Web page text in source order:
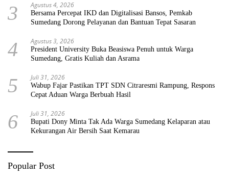
3 Agustus 4, 2026
Bersama Percepat IKD dan Digitalisasi Bansos, Pemkab
Sumedang Dorong Pelayanan dan Bantuan Tepat Sasaran
4 Agustus 3, 2026
President University Buka Beasiswa Penuh untuk Warga
Sumedang, Gratis Kuliah dan Asrama
5 Juli 31, 2026
Wabup Fajar Pastikan TPT SDN Citraresmi Rampung, Respons
Cepat Aduan Warga Berbuah Hasil
6 Juli 31, 2026
Bupati Dony Minta Tak Ada Warga Sumedang Kelaparan atau
Kekurangan Air Bersih Saat Kemarau
Popular Post